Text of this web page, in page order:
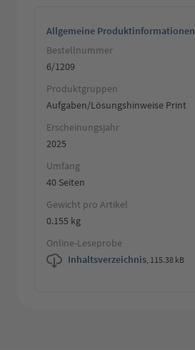
Allgemeine Produktinformationen
Bestellnummer
6/1209
Produktgruppen
Aufgaben/Lösungshinweise Print
Erscheinungsjahr
2025
Umfang
40 Seiten
Gewicht pro Artikel
0.155 kg
Online-Leseprobe
Inhaltsverzeichnis, 115.38 kB